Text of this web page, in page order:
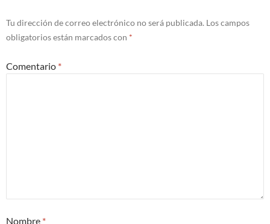
Tu dirección de correo electrónico no será publicada. Los campos
obligatorios están marcados con *
Comentario *
Nombre *